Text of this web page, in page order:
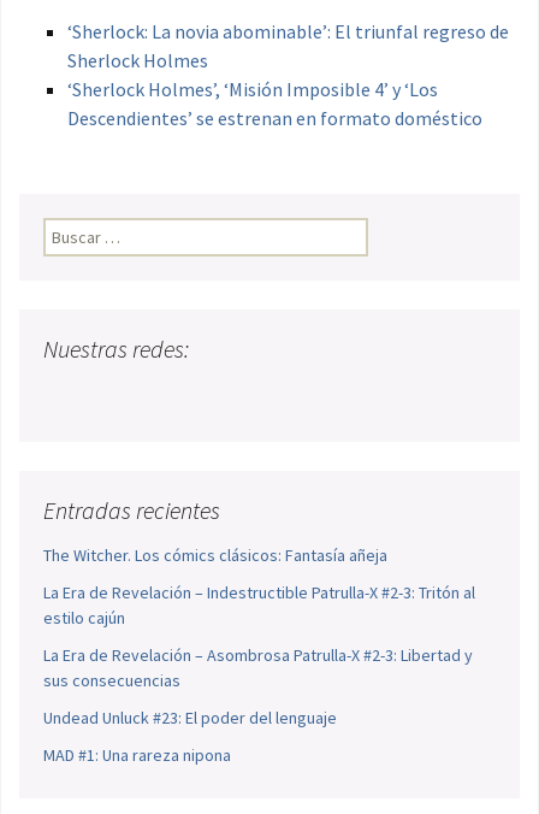
‘Sherlock: La novia abominable’: El triunfal regreso de
Sherlock Holmes
‘Sherlock Holmes’, ‘Misión Imposible 4’ y ‘Los
Descendientes’ se estrenan en formato doméstico
Buscar:
Nuestras redes:
Entradas recientes
The Witcher. Los cómics clásicos: Fantasía añeja
La Era de Revelación – Indestructible Patrulla-X #2-3: Tritón al
estilo cajún
La Era de Revelación – Asombrosa Patrulla-X #2-3: Libertad y
sus consecuencias
Undead Unluck #23: El poder del lenguaje
MAD #1: Una rareza nipona